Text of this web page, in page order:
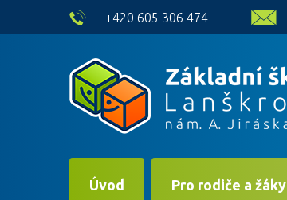
skip to main content
+420 605 306 474
Úvod Pro rodiče a žáky